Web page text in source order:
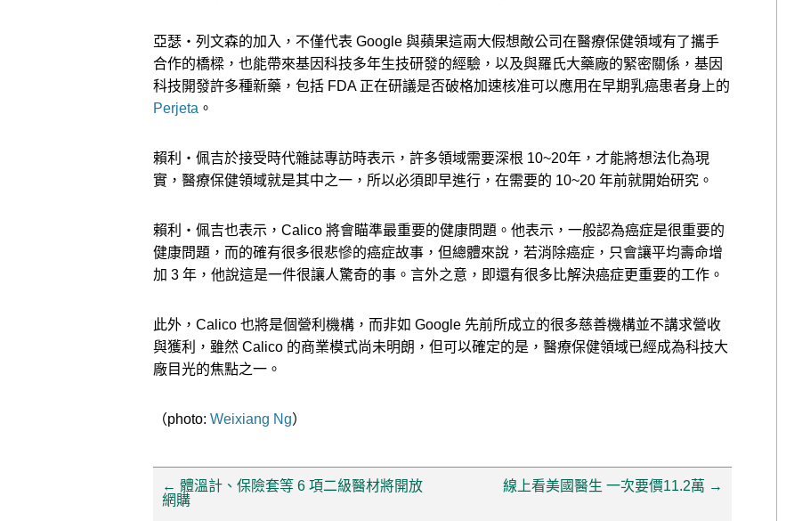
亞瑟‧列文森的加入，不僅代表 Google 與蘋果這兩大假想敵公司在醫療保健領域有了攜手
合作的橋樑，也能帶來基因科技多年生技研發的經驗，以及與羅氏大藥廠的緊密關係，基因
科技開發許多種新藥，包括 FDA 正在研議是否破格加速核准可以應用在早期乳癌患者身上的
Perjeta 。
賴利‧佩吉於接受時代雜誌專訪時表示，許多領域需要深根 10~20年，才能將想法化為現
實，醫療保健領域就是其中之一，所以必須即早進行，在需要的 10~20 年前就開始研究。
賴利‧佩吉也表示，Calico 將會瞄準最重要的健康問題。他表示，一般認為癌症是很重要的
健康問題，而的確有很多很悲慘的癌症故事，但總體來說，若消除癌症，只會讓平均壽命增
加 3 年，他說這是一件很讓人驚奇的事。言外之意，即還有很多比解決癌症更重要的工作。
此外，Calico 也將是個營利機構，而非如 Google 先前所成立的很多慈善機構並不講求營收
與獲利，雖然 Calico 的商業模式尚未明朗，但可以確定的是，醫療保健領域已經成為科技大
廠目光的焦點之一。
（photo: Weixiang Ng）
← 體溫計、保險套等 6 項二級醫材將開放
網購
線上看美國醫生 一次要價11.2萬 →